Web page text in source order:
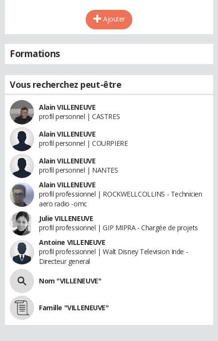
Ajouter
Formations
Vous recherchez peut-être
Alain VILLENEUVE
profil personnel | CASTRES
Alain VILLENEUVE
profil personnel | COURPIERE
Alain VILLENEUVE
profil personnel | NANTES
Alain VILLENEUVE
profil professionnel | ROCKWELLCOLLINS - Technicien
aero radio -omc
Julie VILLENEUVE
profil professionnel | GIP MIPRA - Chargée de projets
Antoine VILLENEUVE
profil professionnel | Walt Disney Television Inde -
Directeur general
Nom "VILLENEUVE"
Famille "VILLENEUVE"